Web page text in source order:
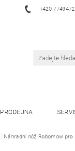
+420
PRODEJNA
Náhradní nůž Robomow pro